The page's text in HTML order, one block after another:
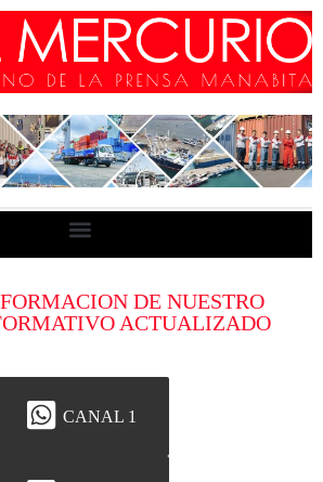
DE NUESTRO
ACTUALIZADO
CANAL 1